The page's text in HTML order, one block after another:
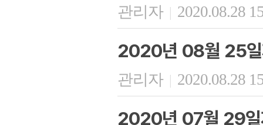
관리자 | 2020.08.28
2020년 08월 25일
관리자 | 2020.08.28
2020년 07월 29일